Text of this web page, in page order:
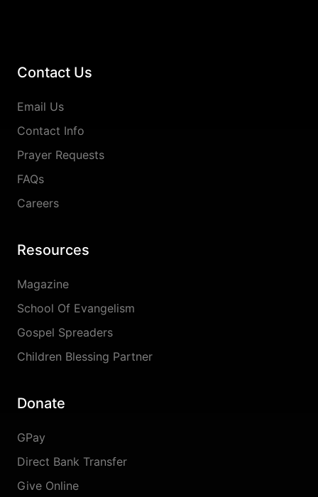
Contact Us
Email Us
Contact Info
Prayer Requests
FAQs
Careers
Resources
Magazine
School Of Evangelism
Gospel Spreaders
Children Blessing Partner
Donate
GPay
Direct Bank Transfer
Give Online